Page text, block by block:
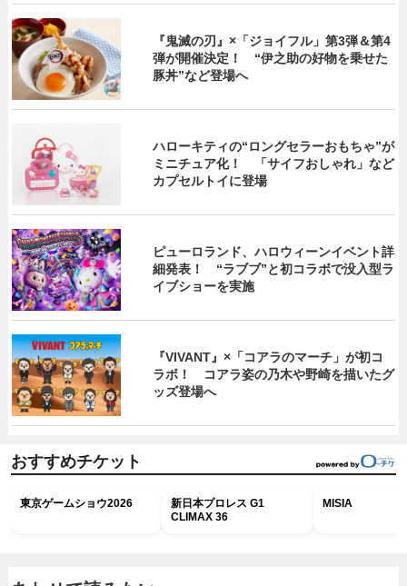
『鬼滅の刃』×「ジョイフル」第3弾＆第4
弾が開催決定！ “伊之助の好物を乗せた
豚丼”など登場へ
ハローキティの“ロングセラーおもちゃ”が
ミニチュア化！ 「サイフおしゃれ」など
カプセルトイに登場
ピューロランド、ハロウィーンイベント詳
細発表！ “ラブブ”と初コラボで没入型ラ
イブショーを実施
『VIVANT』×「コアラのマーチ」が初コ
ラボ！ コアラ姿の乃木や野崎を描いたグ
ッズ登場へ
おすすめチケット
東京ゲームショウ2026
新日本プロレス G1
CLIMAX 36
MISIA